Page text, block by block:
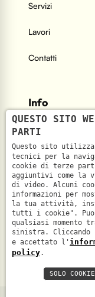
Servizi
Lavori
Contatti
Info
Indirizzo
Via
Telefono
+39 045
QUESTO SITO
PARTI
Questo sito utilizza
tecnici per la
cookie di terze
aggiuntivi come la
di video. Alcuni
informazioni per
la tua attività,
tutti i cookie".
qualsiasi momento
sinistra. Cliccando
e accettato l'
policy.
SOLO